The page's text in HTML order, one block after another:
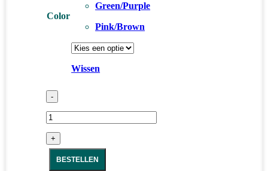
Color
Green/Purple
Pink/Brown
Wissen
-
+
BESTELLEN